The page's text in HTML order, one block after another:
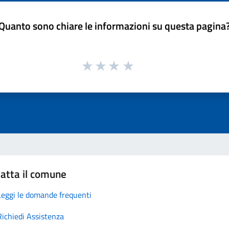
sono chiare le informazioni su questa
il comune
le domande frequenti
Assistenza